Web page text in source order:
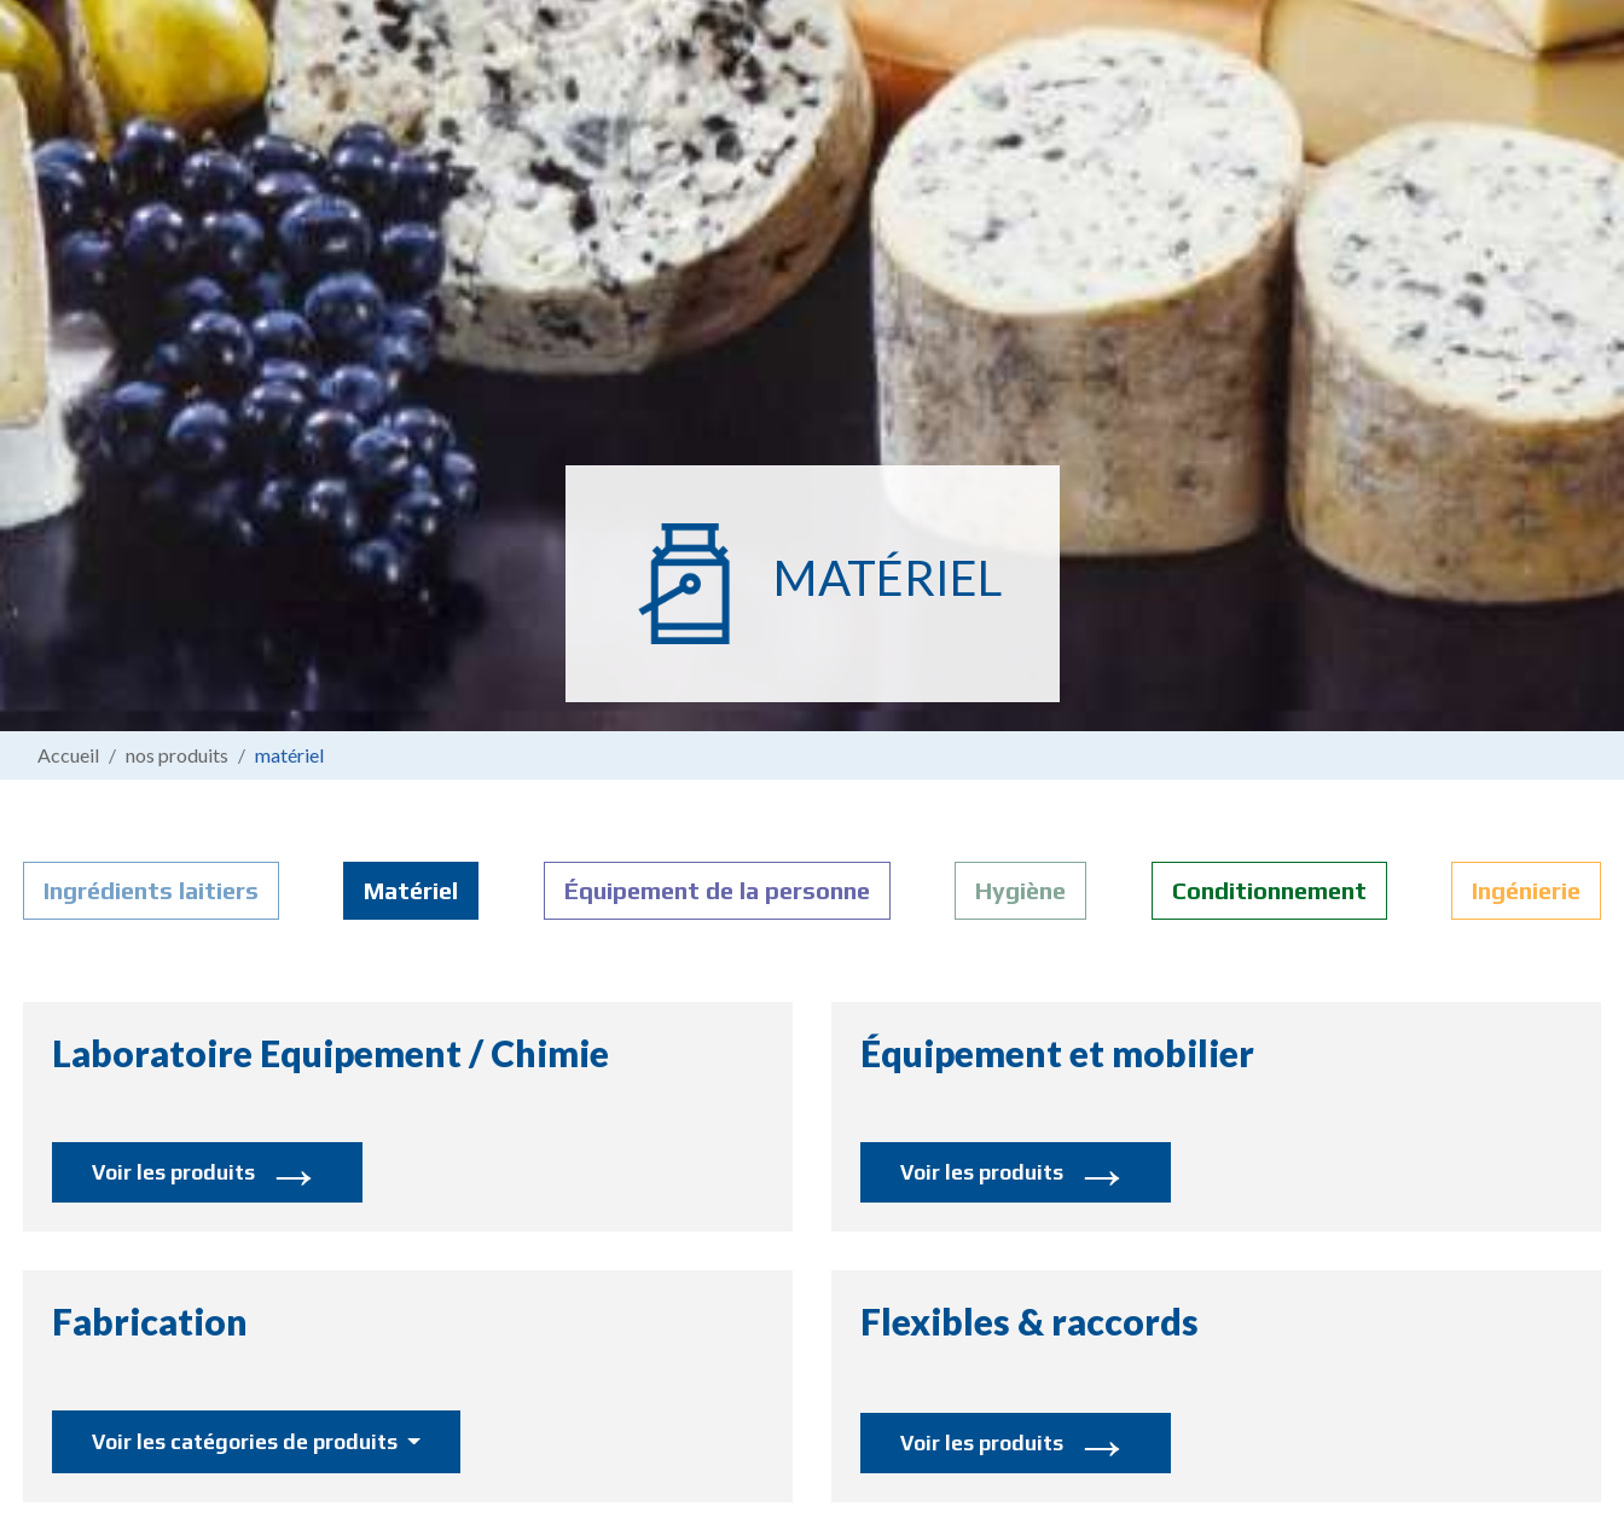
MATÉRIEL
Accueil nos produits matériel
Ingrédients laitiers Matériel Équipement de la personne Hygiène Conditionnement Ingénierie
Laboratoire Equipement / Chimie
Voir les produits →
Équipement et mobilier
Voir les produits →
Fabrication
Voir les catégories de produits
Flexibles & raccords
Voir les produits →